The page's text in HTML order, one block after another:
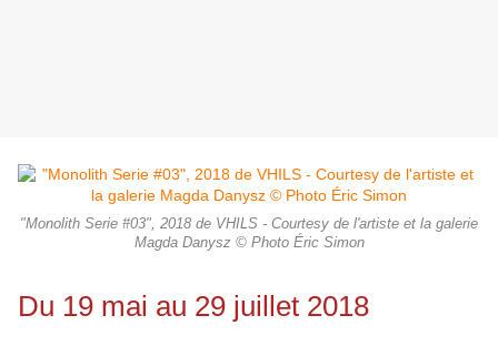
"Monolith Serie #03", 2018 de VHILS - Courtesy de l'artiste et la galerie
Magda Danysz © Photo Éric Simon
Du 19 mai au 29 juillet 2018